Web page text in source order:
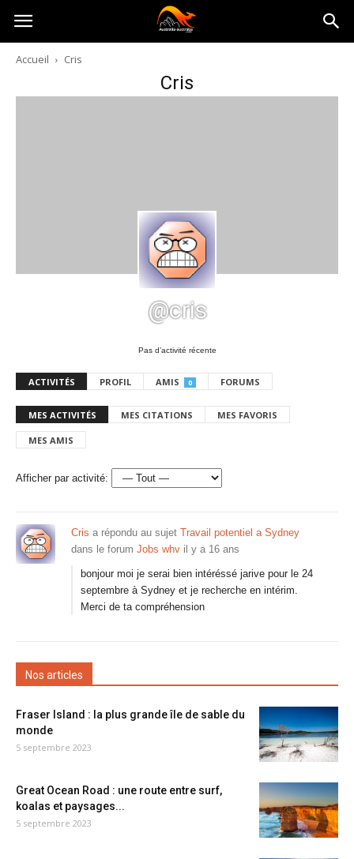
Australia-
australie.com
Accueil Cris
Cris
@cris
Pas d’activité récente
ACTIVITÉS PROFIL AMIS 0 FORUMS
MES ACTIVITÉS MES CITATIONS MES FAVORIS
MES AMIS
Afficher par activité:
Cris a répondu au sujet Travail potentiel a Sydney
dans le forum Jobs whv il y a 16 ans
bonjour moi je serai bien intéréssé jarive pour le 24
septembre à Sydney et je recherche en intérim.
Merci de ta compréhension
Nos articles
Fraser Island : la plus grande île de sable du
monde
5 septembre 2023
Great Ocean Road : une route entre surf,
koalas et paysages...
5 septembre 2023